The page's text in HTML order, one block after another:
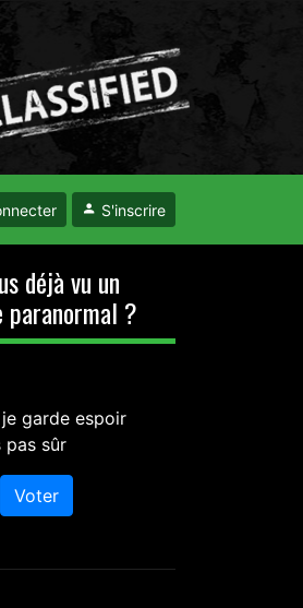
S'inscrire
déjà vu un
paranormal ?
garde espoir
pas sûr
Voter